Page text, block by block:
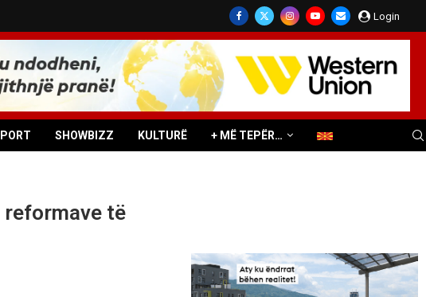
Login
SHOWBIZZ KULTURË + MË TEPËR…
reformave të